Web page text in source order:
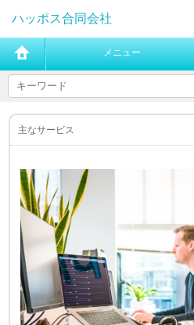
ハッポス合同会社
メニュー
主なサービス